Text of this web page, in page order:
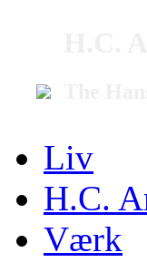
Liv
H.C.
Værk